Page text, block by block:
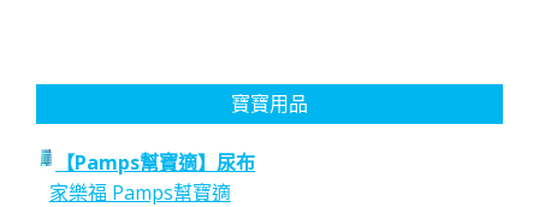
寶寶用品
【Pamps幫寶適】尿布
家樂福 Pamps幫寶適